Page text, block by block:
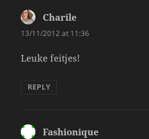
Charile
13/11/2012 at 11:36
Leuke feitjes!
REPLY
Fashionique